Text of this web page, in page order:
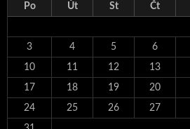
Po Út St Čt
3 4 5 6
10 11 12 13
17 18 19 20
24 25 26 27